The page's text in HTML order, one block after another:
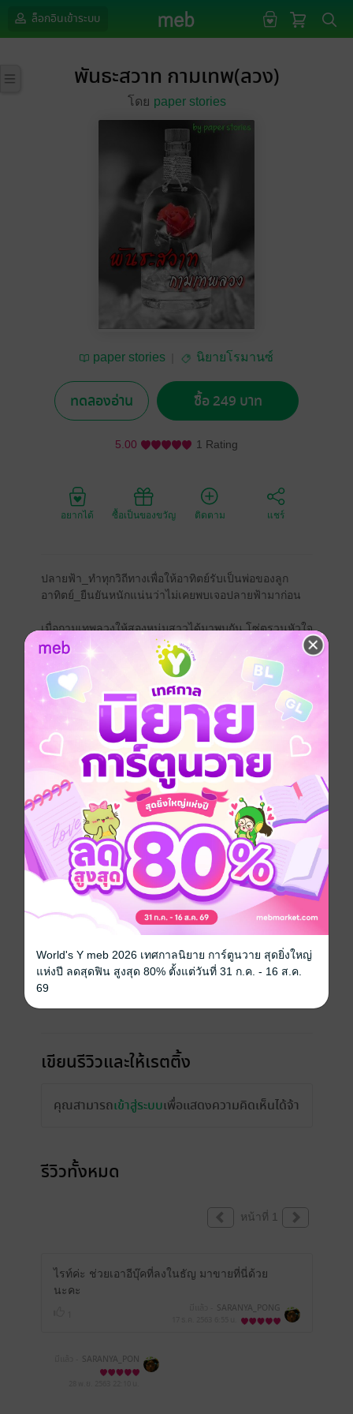
ล็อกอินเข้าระบบ
พันธะสวาท กามเทพ(ลวง)
โดย paper stories
paper stories นิยายโรมานซ์
ทดลองอ่าน ซื้อ 249 บาท
5.00 1 Rating
อยากได้ ซื้อเป็นของขวัญ ติดตาม แชร์
ปลายฟ้า_ทำทุกวิถีทางเพื่อให้อาทิตย์รับเป็นพ่อของลูก
อาทิตย์_ยืนยันหนักแน่นว่าไม่เคยพบเจอปลายฟ้ามาก่อน
เมื่อกามเทพลวงให้สองหนุ่มสาวได้มาพบกัน โซ่ตรวนหัวใจ
ได้ถักทอขึ้นเมื่อความจริงปรากฏว่าปลายฟ้าไม่ใช่แม่และ
อาทิตย์ไม่ใช่พ่อของแมนยู
โรมานซ์ 18+ ตบจูบ
ประเภทไฟล์ pdf, epub (สารบัญ)
วันที่วางขาย 20 พฤศจิกายน 2563
ความยาว 793 หน้า (≈ 92,213 คำ)
ราคาปก 349 บาท (ประหยัด 28%)
เรื่องที่คุณน่าจะสนใจ
เขียนรีวิวและให้เรตติ้ง
คุณสามารถเข้าสู่ระบบเพื่อแสดงความคิดเห็นได้จ้า
รีวิวทั้งหมด
หน้าที่ 1
ไรท์ค่ะ ช่วยเอาอีบุ๊คที่ลงในธัญ มาขายที่นี่ด้วย
นะคะ
SARANYA_PONG
SARANYA_PON
G
World's Y meb 2026 เทศกาลนิยาย การ์ตูนวาย สุดยิ่งใหญ่
แห่งปี ลดสุดฟิน สูงสุด 80% ตั้งแต่วันที่ 31 ก.ค. - 16 ส.ค.
69